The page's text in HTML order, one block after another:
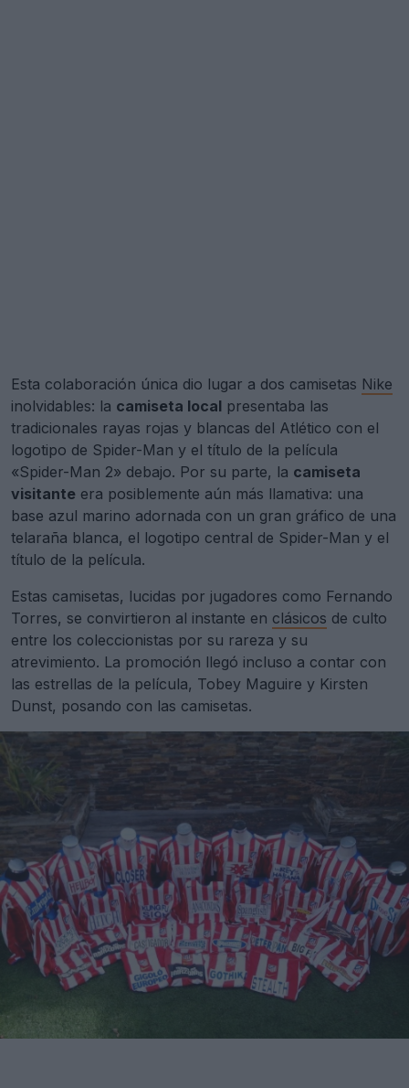
Esta colaboración única dio lugar a dos camisetas Nike
inolvidables: la camiseta local presentaba las
tradicionales rayas rojas y blancas del Atlético con el
logotipo de Spider-Man y el título de la película
«Spider-Man 2» debajo. Por su parte, la camiseta
visitante era posiblemente aún más llamativa: una
base azul marino adornada con un gran gráfico de una
telaraña blanca, el logotipo central de Spider-Man y el
título de la película.
Estas camisetas, lucidas por jugadores como Fernando
Torres, se convirtieron al instante en clásicos de culto
entre los coleccionistas por su rareza y su
atrevimiento. La promoción llegó incluso a contar con
las estrellas de la película, Tobey Maguire y Kirsten
Dunst, posando con las camisetas.